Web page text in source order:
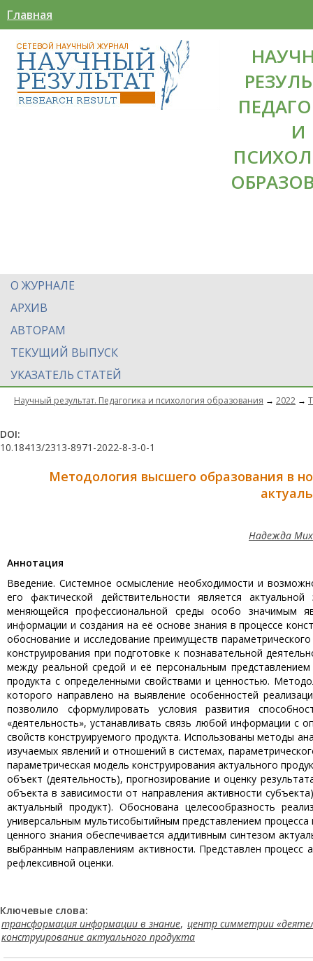
Главная
И
О ЖУРНАЛЕ
АРХИВ
АВТОРАМ
ТЕКУЩИЙ ВЫПУСК
УКАЗАТЕЛЬ СТАТЕЙ
Научный результат. Педагогика и психология образования → 2022 →
DOI:
10.18413/2313-8971-2022-8-3-0-1
Методология высшего образования в
Надежда
Aннотация
Введение. Системное осмысление необходимости и
его фактической действительности является
меняющейся профессиональной среды особо значимым
информации и создания на её основе знания в процессе
обоснование и исследование преимуществ
конструирования при подготовке к познавательной
между реальной средой и её персональным
продукта с определенными свойствами и ценностью.
которого направлено на выявление особенностей
позволило сформулировать условия развития
«деятельность», устанавливать связь любой информации с
свойств конструируемого продукта. Использованы методы
изучаемых явлений и отношений в системах,
параметрическая модель конструирования актуального
объект (деятельность), прогнозирование и оценку
объекта в зависимости от направления активности
актуальный продукт). Обоснована целесообразность
универсальным мультисобытийным представлением
ценного знания обеспечивается аддитивным синтезом
выбранным направлениям активности. Представлен процесс
рефлексивной оценки.
Ключевые слова:
трансформация информации в знание, центр симметрии
конструирование актуального продукта